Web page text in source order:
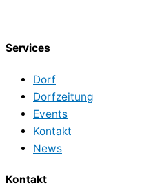
Services
Dorf
Dorfzeitung
Events
Kontakt
News
Kontakt